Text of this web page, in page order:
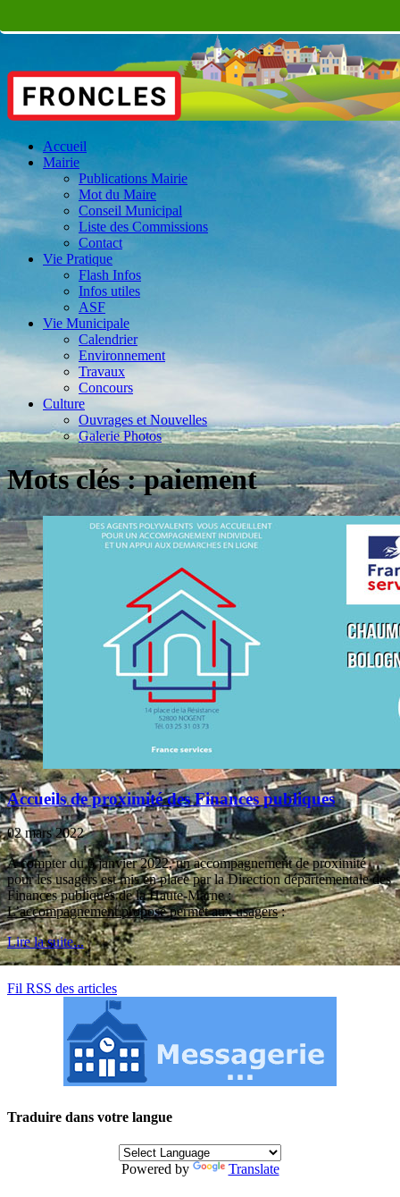
Accueil
Mairie
Publications Mairie
Mot du Maire
Conseil Municipal
Liste des Commissions
Contact
Vie Pratique
Flash Infos
Infos utiles
ASF
Vie Municipale
Calendrier
Environnement
Travaux
Concours
Culture
Ouvrages et Nouvelles
Galerie Photos
Mots clés : paiement
Accueils de proximité des Finances publiques
02 mars 2022
A compter du 6 janvier 2022, un accompagnement de proximité
pour les usagers est mis en place par la Direction départementale des
Finances publiques de la Haute-Marne :
L’accompagnement proposé permet aux usagers:
Lire la suite...
Fil RSS des articles
Traduire dans votre langue
Powered by Translate